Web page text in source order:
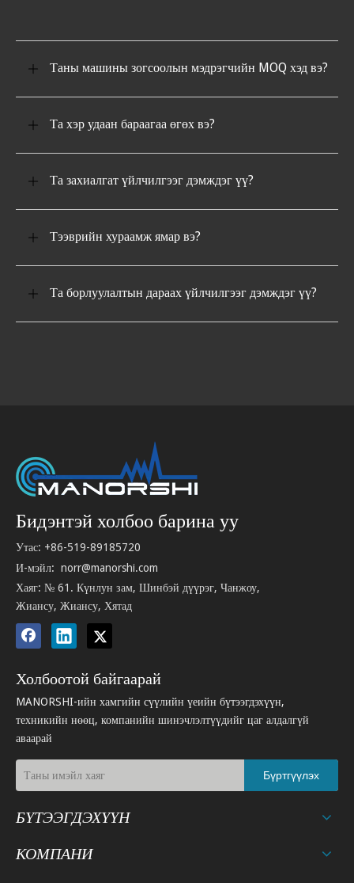
Таны машины зогсоолын мэдрэгчийн MOQ хэд вэ?
Та хэр удаан бараагаа өгөх вэ?
Та захиалгат үйлчилгээг дэмждэг үү?
Тээврийн хураамж ямар вэ?
Та борлуулалтын дараах үйлчилгээг дэмждэг үү?
Бидэнтэй холбоо барина уу
Утас: +86-519-89185720
И-мэйл: norr@manorshi.com
Хаяг: № 61. Күнлун зам, Шинбэй дүүрэг, Чанжоу,
Жиансу, Жиансу, Хятад
Холбоотой байгаарай
MANORSHI-ийн хамгийн сүүлийн үеийн бүтээгдэхүүн,
техникийн нөөц, компанийн шинэчлэлтүүдийг цаг алдалгүй
аваарай
Бүртгүүлэх
БҮТЭЭГДЭХҮҮН
КОМПАНИ